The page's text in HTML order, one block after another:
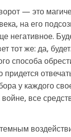
— это
на его
негативное.
тот же: да,
способа
придется
у каждого
все